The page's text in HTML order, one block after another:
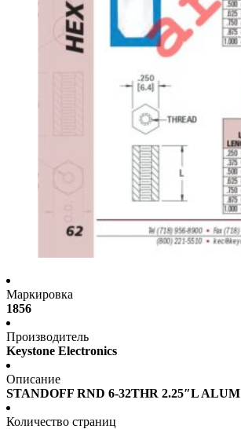
Маркировка
1856
Производитель
Keystone Electronics
Описание
STANDOFF RND 6-32THR 2.25″L ALUM
Количество страниц